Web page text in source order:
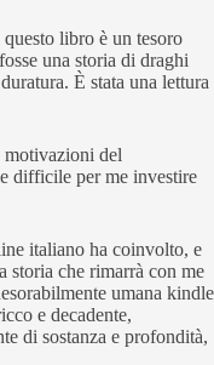
libro è un tesoro
una storia di draghi
È stata una lettura
motivazioni del
difficile per me investire
italiano ha coinvolto, e
storia che rimarrà con me
umana kindle
e decadente,
di sostanza e profondità,